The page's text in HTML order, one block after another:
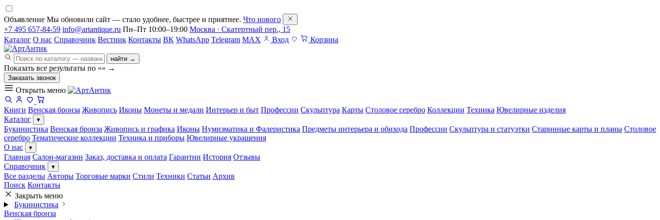
Объявление Мы обновили сайт — стало удобнее, быстрее и приятнее. Что нового
+7 495 657-84-59 info@artantique.ru Пн–Пт 10:00–19:00 Москва · Скатертный пер., 15
Каталог О нас Справочник Вестник Контакты ВК WhatsApp Telegram MAX Вход Корзина
найти →
Показать все результаты по «» →
Заказать звонок
Открыть меню
Книги Венская бронза Живопись Иконы Монеты и медали Интерьер и быт Профессии Скульптура Карты Столовое серебро Коллекции Техника Ювелирные изделия
Каталог
▾
Букинистика Венская бронза Живопись и графика Иконы Нумизматика и Фалеристика Предметы интерьера и обихода Профессии Скульптура и статуэтки Старинные карты и планы Столовое
серебро Тематические коллекции Техника и приборы Ювелирные украшения
О нас
▾
Главная Салон-магазин Заказ, доставка и оплата Гарантии История Отзывы
Справочник
▾
Все разделы Авторы Торговые марки Стили Техники Статьи Архив
Поиск Контакты
Закрыть меню
Букинистика
Венская бронза